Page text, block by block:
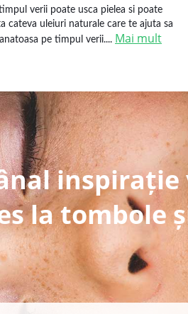
verii poate usca pielea si poate
cateva uleiuri naturale care te ajuta sa
pe timpul verii.... Mai mult
inspirație
la tombole